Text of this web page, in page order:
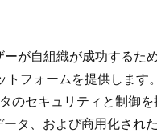
が自組織が成功するた
フォームを提供します。
のセキュリティと制御を
タ、および商用化され